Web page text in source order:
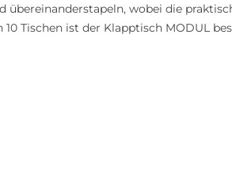
übereinanderstapeln, wobei die
Tischen ist der Klapptisch MODUL